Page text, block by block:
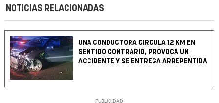
NOTICIAS RELACIONADAS
UNA CONDUCTORA CIRCULA 12 KM EN
SENTIDO CONTRARIO, PROVOCA UN
ACCIDENTE Y SE ENTREGA ARREPENTIDA